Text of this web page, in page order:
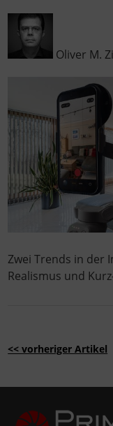
Oliver M.
Zwei Trends in der
Realismus und
<< vorheriger Artikel